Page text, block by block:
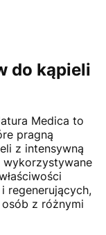
do kąpieli
Medica to
pragną
z intensywną
wykorzystywane
regenerujących,
z różnymi